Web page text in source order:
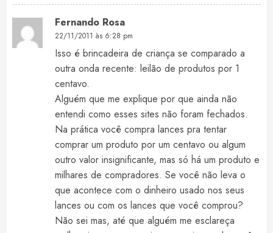
Fernando Rosa
22/11/2011 às 6:28 pm
Isso é brincadeira de criança se comparado a
outra onda recente: leilão de produtos por 1
centavo.
Alguém que me explique por que ainda não
entendi como esses sites não foram fechados.
Na prática você compra lances pra tentar
comprar um produto por um centavo ou algum
outro valor insignificante, mas só há um produto e
milhares de compradores. Se você não leva o
que acontece com o dinheiro usado nos seus
lances ou com os lances que você comprou?
Não sei mas, até que alguém me esclareça